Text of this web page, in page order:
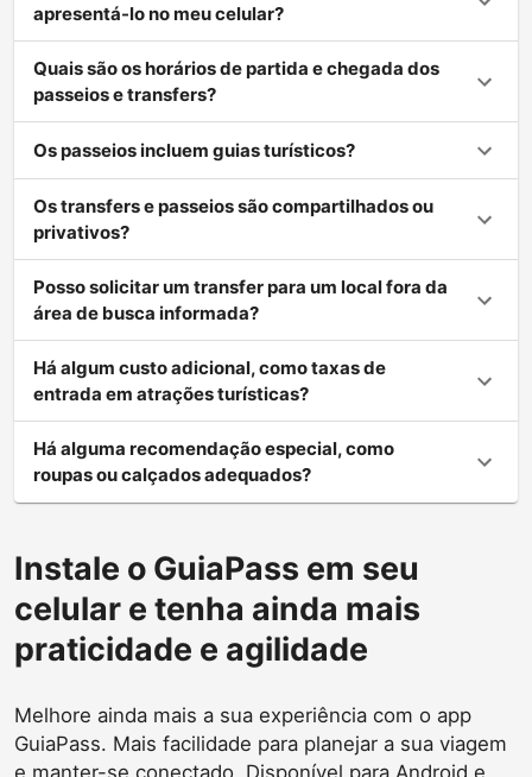
apresentá-lo no meu celular?
Quais são os horários de partida e chegada dos
passeios e transfers?
Os passeios incluem guias turísticos?
Os transfers e passeios são compartilhados ou
privativos?
Posso solicitar um transfer para um local fora da
área de busca informada?
Há algum custo adicional, como taxas de
entrada em atrações turísticas?
Há alguma recomendação especial, como
roupas ou calçados adequados?
Instale o GuiaPass em seu
celular e tenha ainda mais
praticidade e agilidade
Melhore ainda mais a sua experiência com o app
GuiaPass. Mais facilidade para planejar a sua viagem